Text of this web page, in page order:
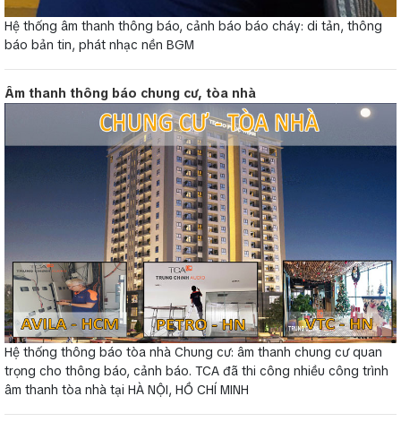
Hệ thống âm thanh thông báo, cảnh báo báo cháy: di tản, thông
báo bản tin, phát nhạc nền BGM
Âm thanh thông báo chung cư, tòa nhà
Hệ thống thông báo tòa nhà Chung cư: âm thanh chung cư quan
trọng cho thông báo, cảnh báo. TCA đã thi công nhiều công trình
âm thanh tòa nhà tại HÀ NỘI, HỒ CHÍ MINH